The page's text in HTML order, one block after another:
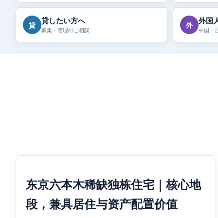
貸 貸したい方へ
募集・管理のご相談
外 外国
中国・
东京六本木稀缺独栋住宅｜核心地
段，兼具居住与资产配置价值